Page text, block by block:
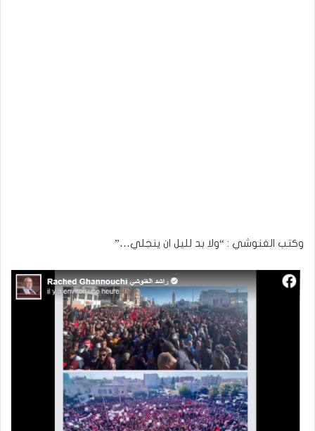
وكتب الغنوشي : “ولا بد لليل ان ينجلي…”